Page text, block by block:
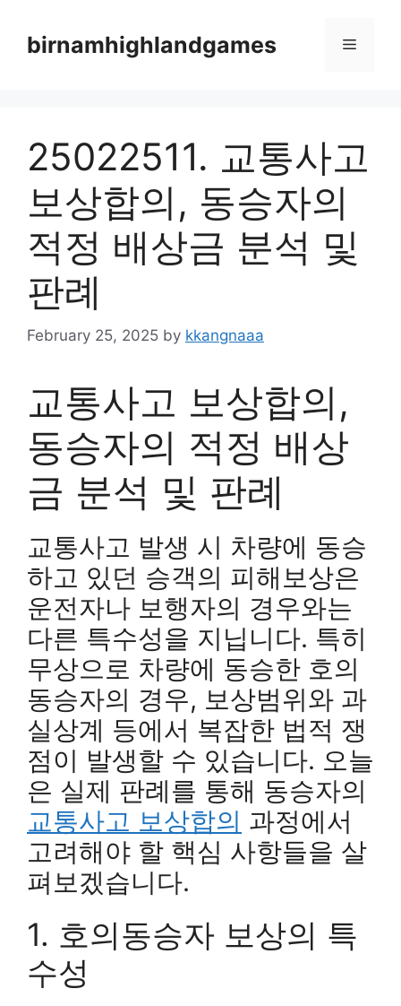
contentbirnamhighlandgames Menu
25022511. 교통사고
보상합의, 동승자의
적정 배상금 분석 및
판례
February 25, 2025 by kkangnaaa
교통사고 보상합의,
동승자의 적정 배상
금 분석 및 판례
교통사고 발생 시 차량에 동승
하고 있던 승객의 피해보상은
운전자나 보행자의 경우와는
다른 특수성을 지닙니다. 특히
무상으로 차량에 동승한 호의
동승자의 경우, 보상범위와 과
실상계 등에서 복잡한 법적 쟁
점이 발생할 수 있습니다. 오늘
은 실제 판례를 통해 동승자의
교통사고 보상합의 과정에서
고려해야 할 핵심 사항들을 살
펴보겠습니다.
1. 호의동승자 보상의 특
수성